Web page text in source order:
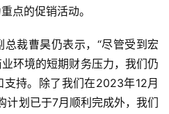
点的促销活动。
裁曹昊仍表示，“尽管受到宏
环境的短期财务压力，我们仍
持。除了我们在2023年12月
划已于7月顺利完成外，我们